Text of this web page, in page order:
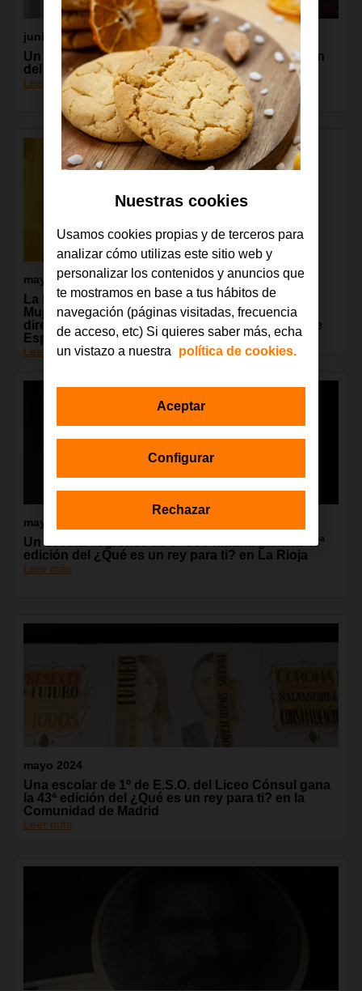
junio 2024
Un sevillano de 5º de Primaria gana la 43ª edición
del ¿Qué es un rey para ti? en Andalucía
Leer más
mayo 2024
La Fundación Orange distingue con el Premio
Mujer y Tecnología a Loreto Gutiérrez Hurtado,
directora de Seguridad Nacional del Gobierno de
España
Leer más
mayo 2024
Un escolar logroñés de 6º de Primaria gana la 43ª
edición del ¿Qué es un rey para ti? en La Rioja
Leer más
mayo 2024
Una escolar de 1º de E.S.O. del Liceo Cónsul gana
la 43ª edición del ¿Qué es un rey para ti? en la
Comunidad de Madrid
Leer más
Nuestras cookies
Usamos cookies propias y de terceros para
analizar cómo utilizas este sitio web y
personalizar los contenidos y anuncios que
te mostramos en base a tus hábitos de
navegación (páginas visitadas, frecuencia
de acceso, etc) Si quieres saber más, echa
un vistazo a nuestra
política de cookies.
Configurar
Rechazar
Aceptar